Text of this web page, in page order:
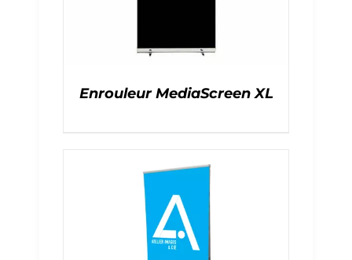
Enrouleur MediaScreen XL